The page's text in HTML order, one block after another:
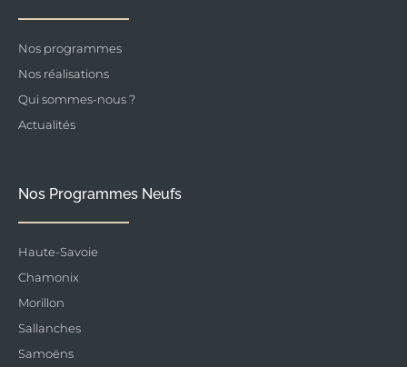
Nos programmes
Nos réalisations
Qui sommes-nous ?
Actualités
Nos Programmes Neufs
Haute-Savoie
Chamonix
Morillon
Sallanches
Samoëns